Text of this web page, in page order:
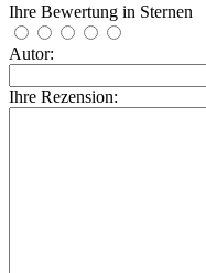
Ihre Bewertung in Sternen
Autor:
Ihre Rezension: